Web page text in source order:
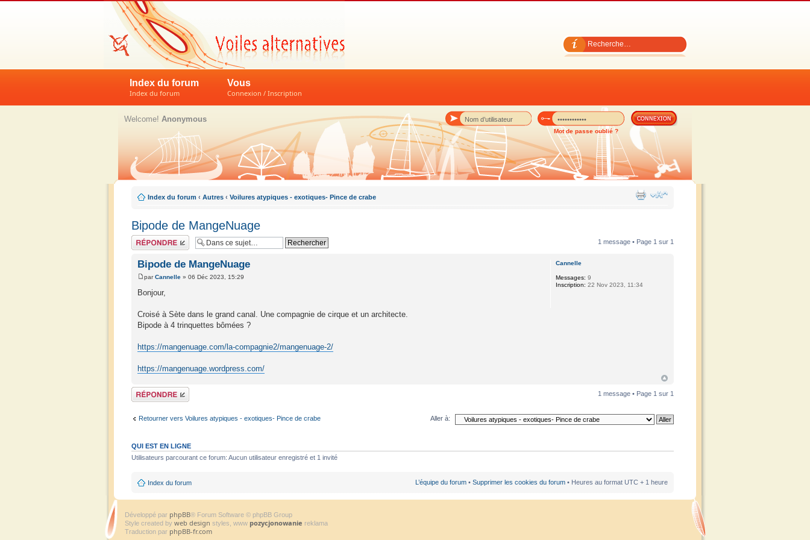
Index du forum
Index du forum
Vous
Connexion / Inscription
Mot de passe oublié ?
Welcome! Anonymous
Index du forum ‹ Autres ‹ Voilures atypiques - exotiques- Pince de crabe
Bipode de MangeNuage
Répondre 1 message • Page 1 sur 1
Bipode de MangeNuage
parCannelle » 06 Déc 2023, 15:29
Bonjour,
Croisé à Sète dans le grand canal. Une compagnie de cirque et un architecte.
Bipode à 4 trinquettes bômées ?
https://mangenuage.com/la-compagnie2/mangenuage-2/
https://mangenuage.wordpress.com/
Cannelle
Messages: 9
Inscription: 22 Nov 2023, 11:34
Répondre 1 message • Page 1 sur 1
Retourner vers Voilures atypiques - exotiques- Pince de crabe Aller à:
QUI EST EN LIGNE
Utilisateurs parcourant ce forum: Aucun utilisateur enregistré et 1 invité
Index du forum L’équipe du forum • Supprimer les cookies du forum • Heures au format UTC + 1 heure
Développé par phpBB® Forum Software © phpBB Group
Style created by web design styles, www pozycjonowanie reklama
Traduction par phpBB-fr.com